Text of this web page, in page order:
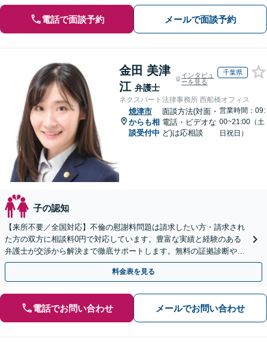
電話で面談予約 メールで面談予約
金田 美津
江 弁護士
インタビュ
ーを見る
千葉県
ネクスパート法律事務所 西船橋オフィス
焼津市
からも相
談受付中
面談方法(対面・
電話・ビデオな
ど)は応相談
営業時間：09:
00~21:00（土
日祝日）
子の認知
【来所不要／全国対応】不倫の慰謝料問題は請求したい方・請求され
た方の双方に相談料0円で対応しています。豊富な実績と経験のある
弁護士が交渉から解決まで徹底サポートします。無料の証拠診断や着
手金の返還保証もありますので安心してご相談ください。
料金表を見る
電話でお問い合わせ メールでお問い合わせ